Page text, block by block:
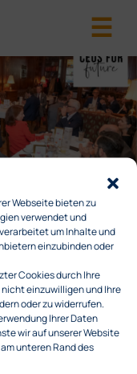
Webseite bieten zu
verwendet und
um Inhalte und
einzubinden oder
Cookies durch Ihre
einzuwilligen und Ihre
oder zu widerrufen.
Ihrer Daten
wir auf unserer Website
unteren Rand des